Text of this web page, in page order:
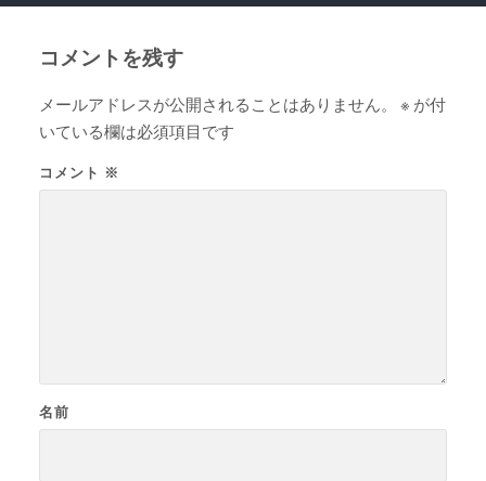
コメントを残す
メールアドレスが公開されることはありません。 ※ が付
いている欄は必須項目です
コメント ※
名前